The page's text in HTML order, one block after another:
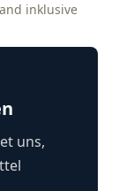
inklusive
uns,